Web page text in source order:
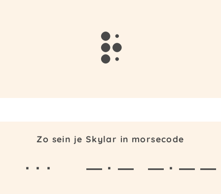
r
Zo sein je Skylar in morsecode
· · · — · —
— · — —